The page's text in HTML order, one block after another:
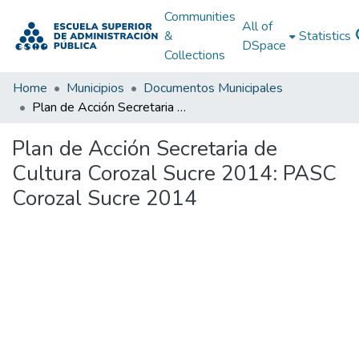
Communities
&
Collections
All of
DSpace
Statistics
Home Municipios
Documentos Municipales
Plan de Acción Secretaria de Cultura Corozal Sucre 2014: PASC Corozal Sucre 2014
Plan de Acción Secretaria de
Cultura Corozal Sucre 2014: PASC
Corozal Sucre 2014